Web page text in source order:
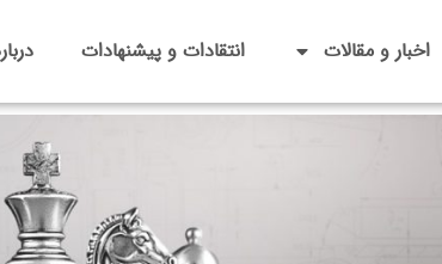
اخبار و مقالات انتقادات و پیشنهادات